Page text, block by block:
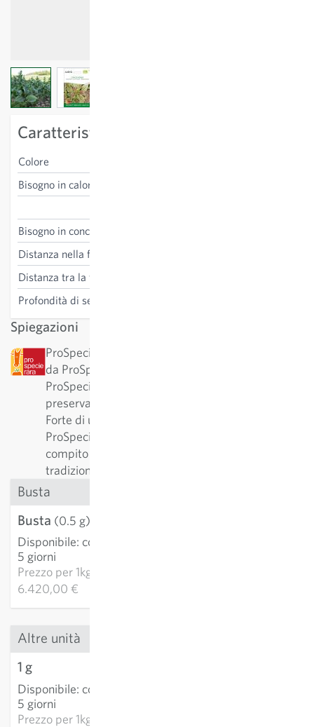
View larger imageView larger image
Caratteristiche specifiche della varietà
Colore
Bisogno in calore
Bisogno in concime
Distanza nella fila
Distanza tra la fila
Profondità di semina
Spiegazioni
ProSpecieRara: Questa varietà è stata classificata
da ProSpecieRara come varietà rara o antica.
ProSpecieRara è una fondazione dedicata a
preservare la diversità delle varietà vegetali rare.
Forte di una collaborazione pluriennale con
ProSpecieRara, Sativa svolge l'importante
compito di conservare e curare tali varietà
tradizionali.
Busta
Busta (0.5 g)
Disponibile: consegna 3-
5 giorni
Prezzo per1kg:
6.420,00 €
Altre unità
1 g
Disponibile: consegna 3-
5 giorni
Prezzo per1kg: